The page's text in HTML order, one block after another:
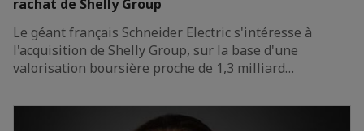
rachat de Shelly Group
Le géant français Schneider Electric s'intéresse à
l'acquisition de Shelly Group, sur la base d'une
valorisation boursière proche de 1,3 milliard…